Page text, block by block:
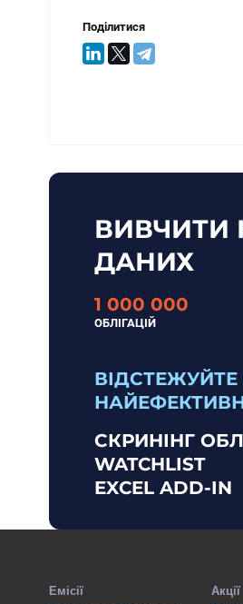
Поділитися
ВИВЧИТИ
ДАНИХ
1 000 000
ОБЛІГАЦІЙ
СКРИНІНГ
WATCHLIST
EXCEL ADD-IN
Емісії Акції